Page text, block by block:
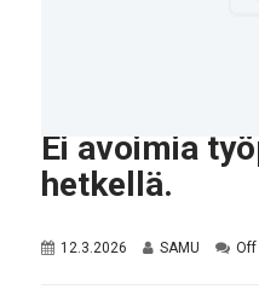
Ei avoimia
hetkellä.
12.3.2026 SAMU Off